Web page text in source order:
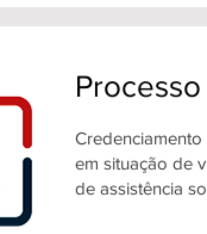
em situação de
de assistência